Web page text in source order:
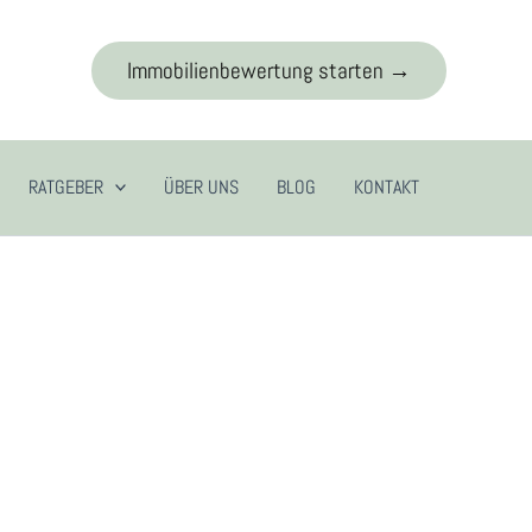
Immobilienbewertung starten →
RATGEBER ÜBER UNS BLOG KONTAKT